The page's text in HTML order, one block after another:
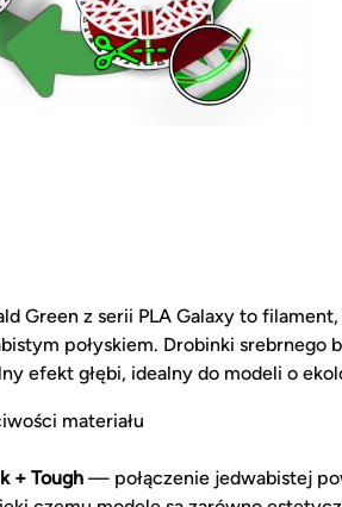
Green z serii PLA Galaxy to
połyskiem. Drobinki srebrnego
efekt głębi, idealny do modeli o
materiału
+ Tough — połączenie jedwabistej